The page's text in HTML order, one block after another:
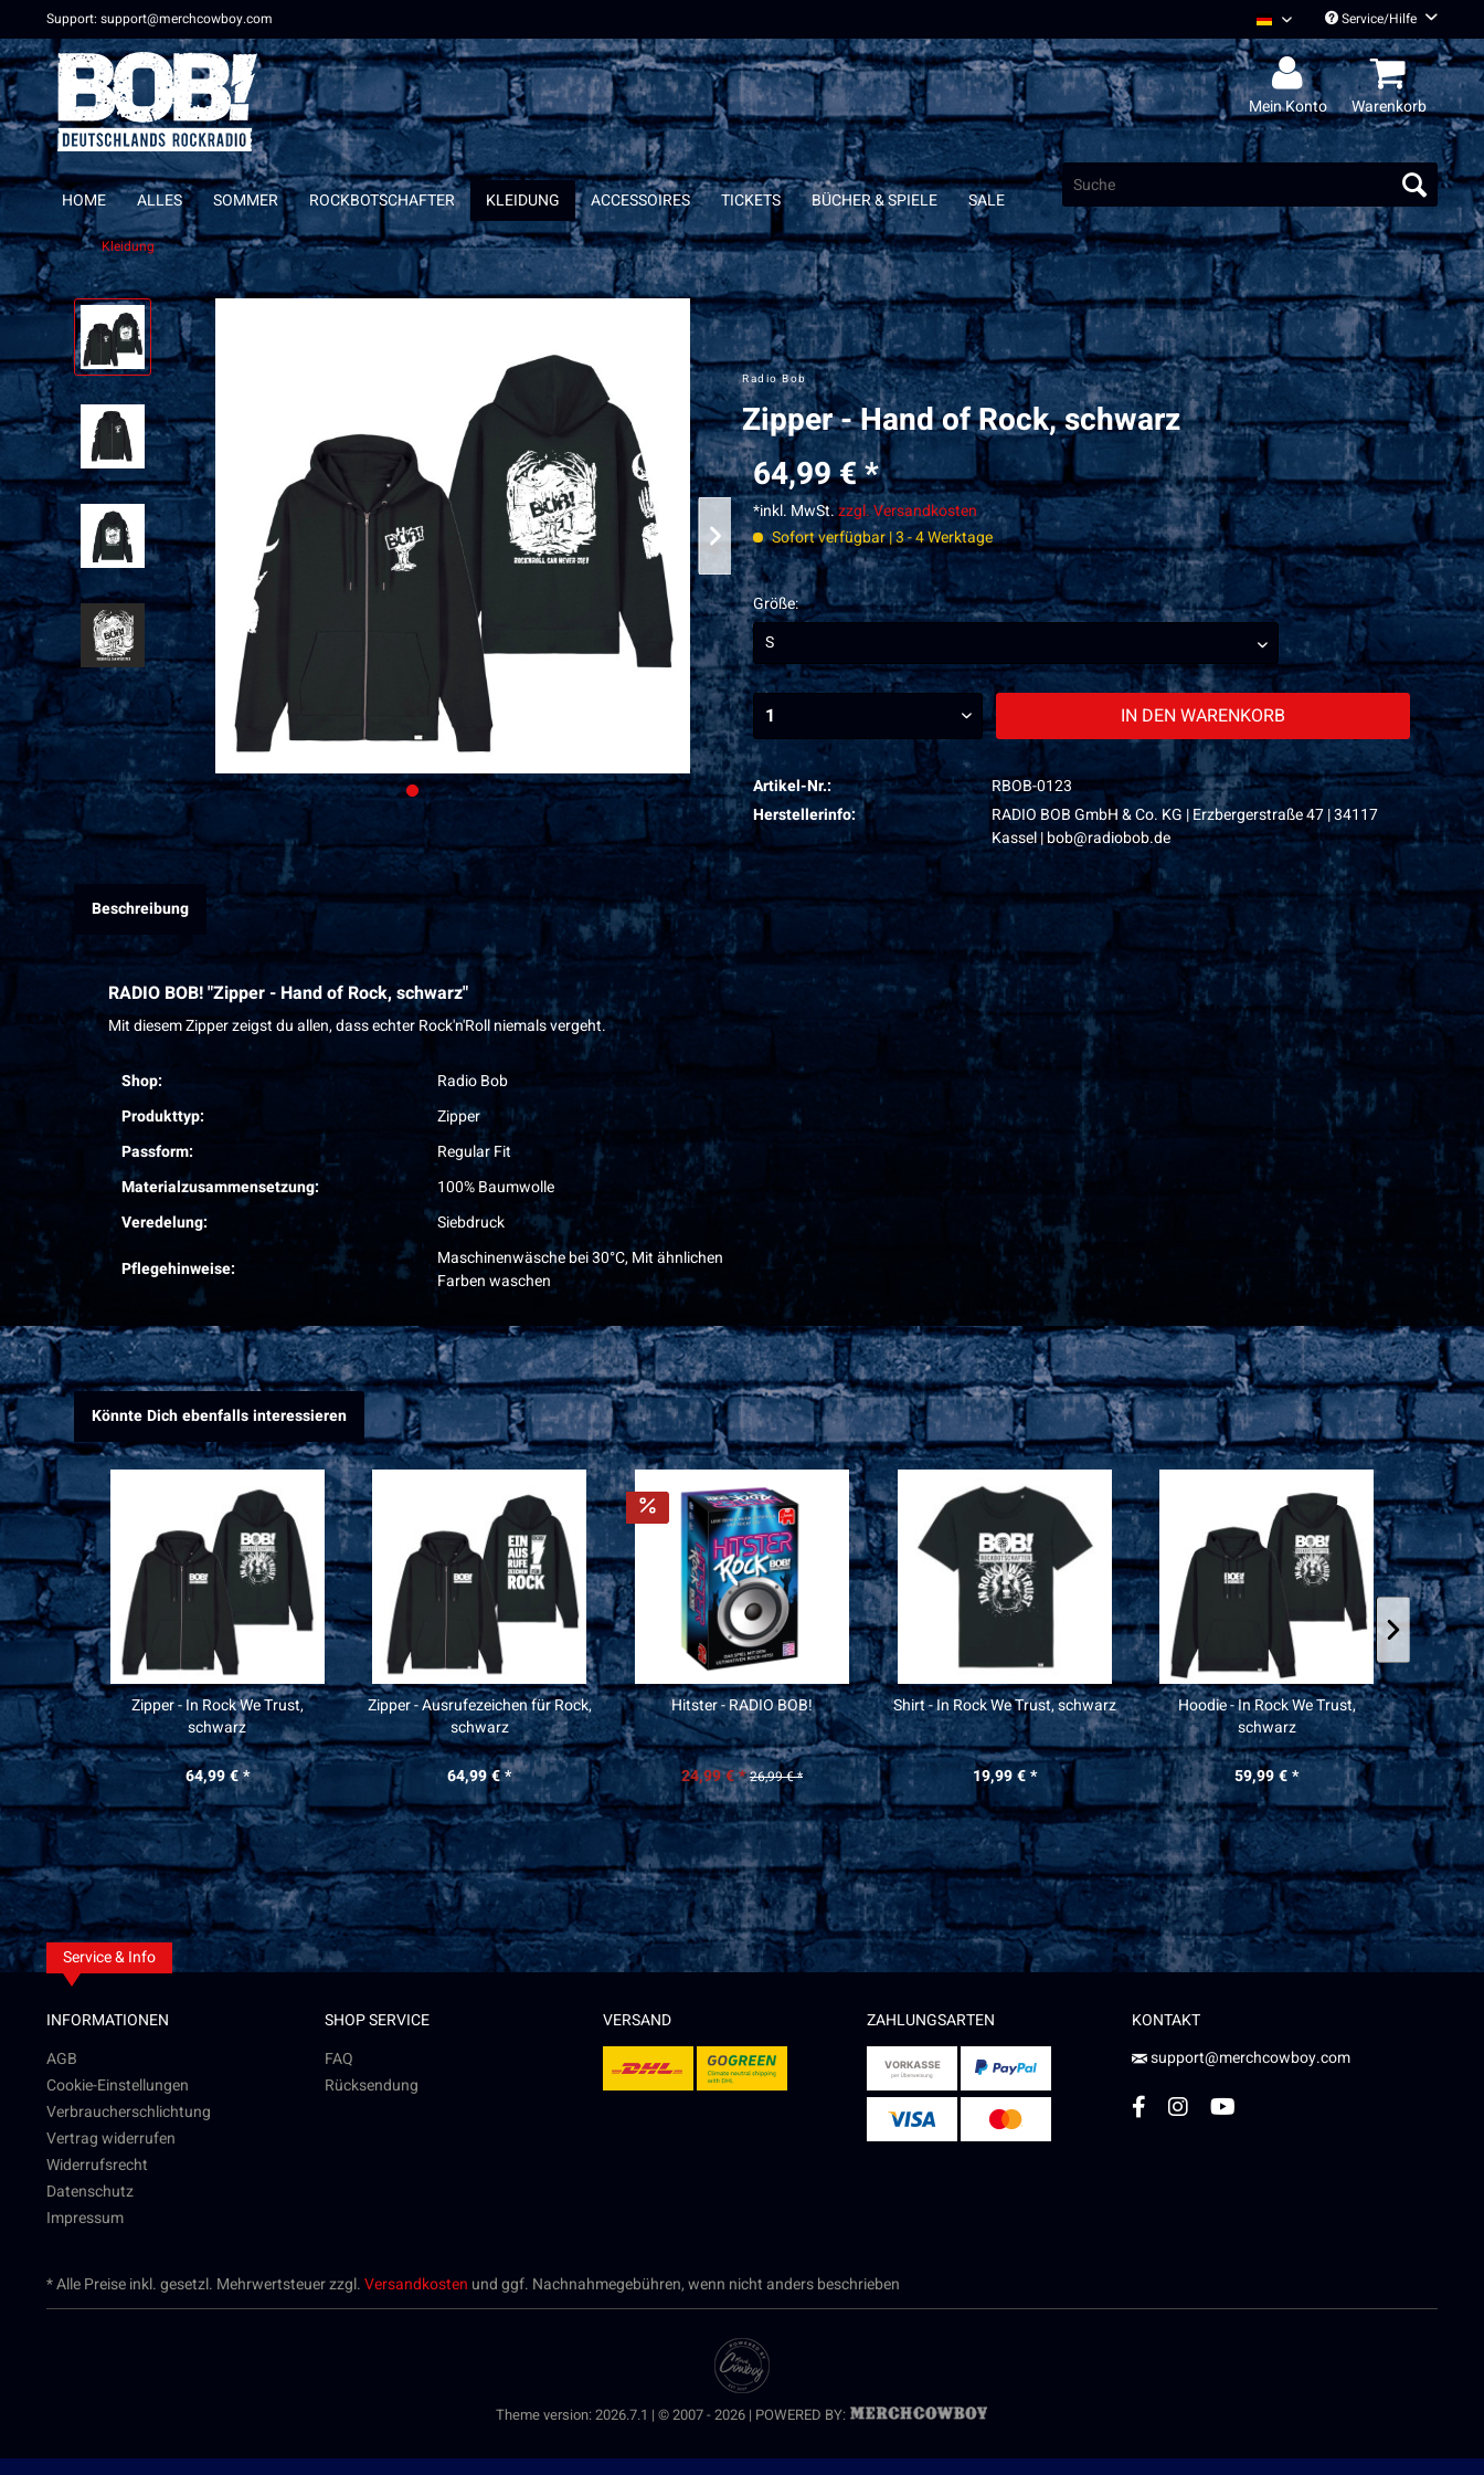
Support: support@merchcowboy.com Radio Bob Deutsch
Service/Hilfe
Mein Konto Warenkorb
HOME ALLES SOMMER ROCKBOTSCHAFTER KLEIDUNG ACCESSOIRES TICKETS BÜCHER & SPIELE SALE
Kleidung
Radio Bob
Zipper - Hand of Rock, schwarz
64,99 € *
*inkl. MwSt.zzgl. Versandkosten
Sofort verfügbar | 3 - 4 Werktage
Größe:
IN DEN WARENKORB
Artikel-Nr.:
RBOB-0123
Herstellerinfo:
RADIO BOB GmbH & Co. KG | Erzbergerstraße 47 | 34117
Kassel | bob@radiobob.de
Beschreibung
RADIO BOB! "Zipper - Hand of Rock, schwarz"
Mit diesem Zipper zeigst du allen, dass echter Rock'n'Roll niemals vergeht.
Shop:
Radio Bob
Produkttyp:
Zipper
Passform:
Regular Fit
Materialzusammensetzung:
100% Baumwolle
Veredelung:
Siebdruck
Pflegehinweise:
Maschinenwäsche bei 30°C, Mit ähnlichen
Farben waschen
Könnte Dich ebenfalls interessieren
Zipper - In Rock We Trust,
schwarz
64,99 € *
Zipper - Ausrufezeichen für Rock,
schwarz
64,99 € *
Hitster - RADIO BOB!
24,99 € * 26,99 € *
Shirt - In Rock We Trust, schwarz
19,99 € *
Hoodie - In Rock We Trust,
schwarz
59,99 € *
Shirt -
Service & Info
INFORMATIONEN
AGB
Cookie-Einstellungen
Verbraucherschlichtung
Vertrag widerrufen
Widerrufsrecht
Datenschutz
Impressum
SHOP SERVICE
FAQ
Rücksendung
VERSAND ZAHLUNGSARTEN
KONTAKT
support@merchcowboy.com
* Alle Preise inkl. gesetzl. Mehrwertsteuer zzgl.Versandkosten und ggf. Nachnahmegebühren, wenn nicht anders beschrieben
Theme version: 2026.7.1 | © 2007 - 2026 | POWERED BY: